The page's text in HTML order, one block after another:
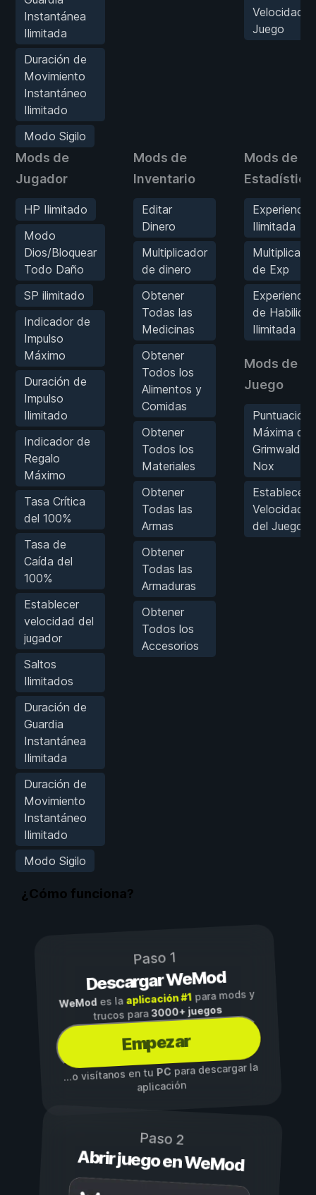
Instantánea
Ilimitada
Duración de
Movimiento
Instantáneo
Ilimitado
Modo Sigilo
Velocidad
Juego
Mods de
Jugador
HP Ilimitado
Modo
Dios/Bloquear
Todo Daño
SP ilimitado
Indicador de
Impulso
Máximo
Duración de
Impulso
Ilimitado
Indicador de
Regalo
Máximo
Tasa Crítica
del 100%
Tasa de
Caída del
100%
Establecer
velocidad del
jugador
Saltos
Ilimitados
Duración de
Guardia
Instantánea
Ilimitada
Duración de
Movimiento
Instantáneo
Ilimitado
Modo Sigilo
Mods de
Inventario
Editar
Dinero
Multiplicador
de dinero
Obtener
Todas las
Medicinas
Obtener
Todos los
Alimentos y
Comidas
Obtener
Todos los
Materiales
Obtener
Todas las
Armas
Obtener
Todas las
Armaduras
Obtener
Todos los
Accesorios
Mods de
Experiencia
Ilimitada
de Exp
Experiencia
de
Ilimitada
Mods de
Juego
Puntuación
Máxima de
Grimwald
Nox
Establecer
Velocidad
del Juego
¿Cómo funciona?
Paso 1
Descargar WeMod
WeMod es la aplicación #1para mods y
trucos para3000+ juegos
Empezar
...o visítanos en tuPCpara descargar la
aplicación
Paso 2
Abrir juego en WeMod